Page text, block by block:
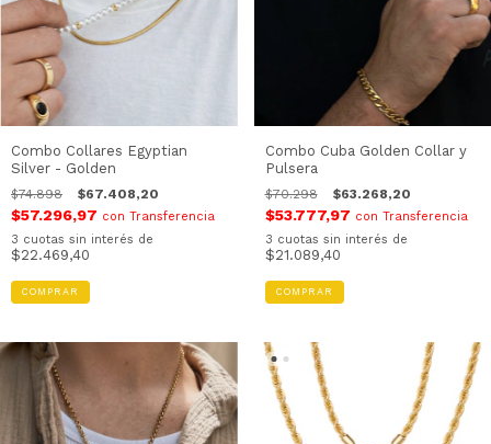
Combo Collares Egyptian
Silver - Golden
$74.898 $67.408,20
$57.296,97 con Transferencia
3 cuotas sin interés de
$22.469,40
COMPRAR
Combo Cuba Golden Collar y
Pulsera
$70.298 $63.268,20
$53.777,97 con Transferencia
3 cuotas sin interés de
$21.089,40
COMPRAR